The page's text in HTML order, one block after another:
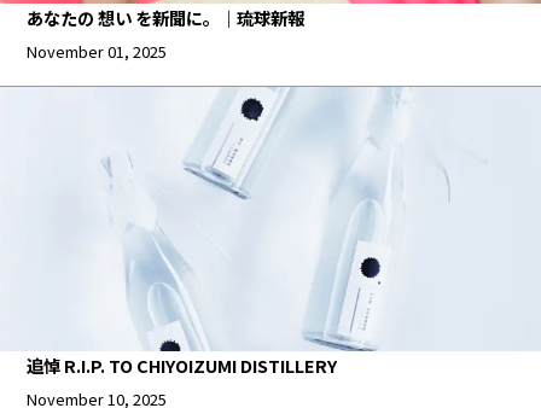
あなたの 想い を新聞に。｜琉球新報
November 01, 2025
追悼 R.I.P. TO CHIYOIZUMI DISTILLERY
November 10, 2025